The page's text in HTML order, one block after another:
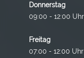
Donnerstag
09:00 - 12:00
Freitag
07:00 -